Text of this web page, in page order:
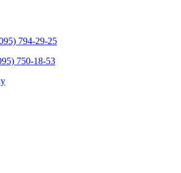
794-29-25
750-18-53